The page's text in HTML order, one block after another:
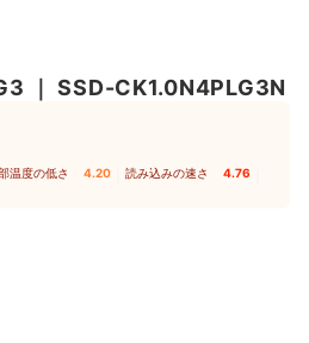
｜SSD-CK1.0N4PLG3N
温度の低さ 4.20 読み込みの速さ 4.76